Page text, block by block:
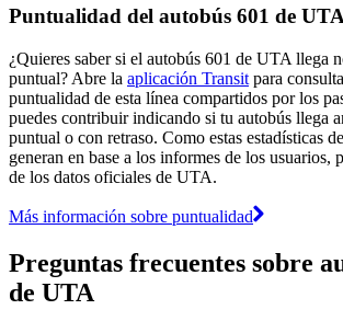
Puntualidad del autobús 601 de
¿Quieres saber si el autobús 601 de UTA llega
puntual? Abre la aplicación Transit para
puntualidad de esta línea compartidos por los
puedes contribuir indicando si tu autobús llega
puntual o con retraso. Como estas estadísticas
generan en base a los informes de los usuarios,
de los datos oficiales de UTA.
Más información sobre puntualidad
Preguntas frecuentes sobre
de UTA